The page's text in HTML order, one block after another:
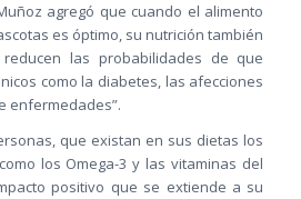
agregó que cuando el alimento
es óptimo, su nutrición también
las probabilidades de que
como la diabetes, las afecciones
enfermedades”.
que existan en sus dietas los
los Omega-3 y las vitaminas del
positivo que se extiende a su